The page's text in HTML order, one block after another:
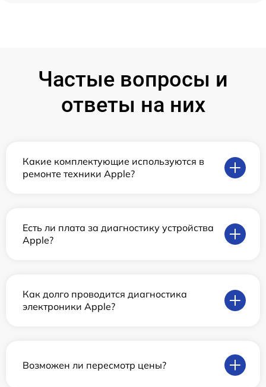
Частые вопросы и
ответы на них
Какие комплектующие используются в
ремонте техники Apple?
Есть ли плата за диагностику устройства
Apple?
Как долго проводится диагностика
электроники Apple?
Возможен ли пересмотр цены?